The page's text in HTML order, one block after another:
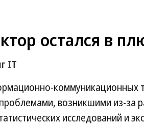
остался в
IT
коммуникационных
возникшими из-за
исследований